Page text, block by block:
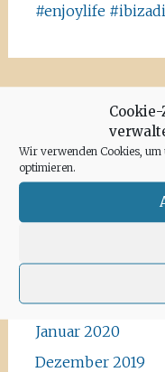
Wir verwenden Cookies, um
optimieren.
#enjoylife
Juni 2020
März 2020
Februar 2020
Januar 2020
Dezember 2019